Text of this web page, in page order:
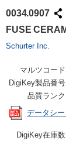
0034.0907
FUSE
Schurter Inc.
マルツコード
DigiKey製品番号
品質ランク
データシー
DigiKey在庫数